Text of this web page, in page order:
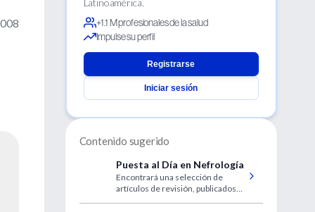
Latinoamérica.
+1.1 M profesionales de la salud
Impulse su perfil
Registrarse
Iniciar sesión
Contenido sugerido
Puesta al Día en Nefrología
Encontrará una selección de
artículos de revisión, publicados